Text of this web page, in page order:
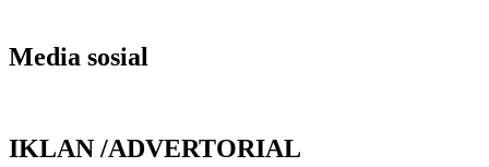
Media sosial
IKLAN /ADVERTORIAL